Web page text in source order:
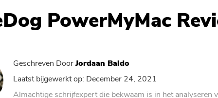
PowerVerwijderen
Screen Recorder
Free
PowerMyMac
Geschreven DoorJordaan Baldo
Laatst bijgewerkt op: December 24, 2021
Almachtige schrijfexpert die bekwaam is in het analyseren